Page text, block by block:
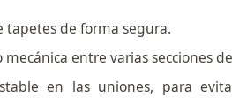
tapetes de forma segura.
entre varias secciones
en las uniones, para